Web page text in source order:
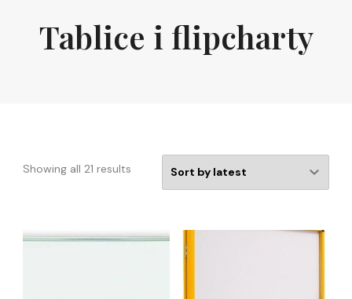
Tablice i flipcharty
Showing all 21 results